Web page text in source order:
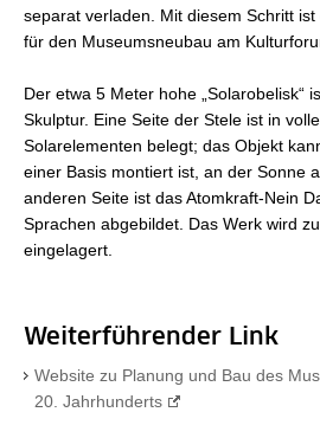
separat verladen. Mit diesem Schritt
für den Museumsneubau am
Der etwa 5 Meter hohe „Solarobelisk“
Skulptur. Eine Seite der Stele ist in
Solarelementen belegt; das Objekt
einer Basis montiert ist, an der Sonne
anderen Seite ist das Atomkraft-Nein
Sprachen abgebildet. Das Werk wird
eingelagert.
Weiterführender Link
Website zu Planung und Bau des
20. Jahrhunderts